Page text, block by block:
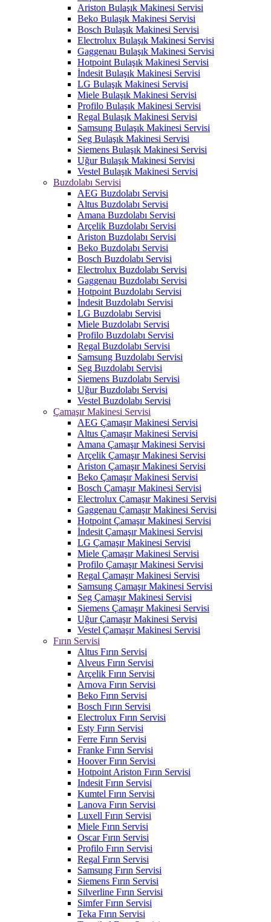
Ariston Bulaşık Makinesi Servisi
Beko Bulaşık Makinesi Servisi
Bosch Bulaşık Makinesi Servisi
Electrolux Bulaşık Makinesi Servisi
Gaggenau Bulaşık Makinesi Servisi
Hotpoint Bulaşık Makinesi Servisi
İndesit Bulaşık Makinesi Servisi
LG Bulaşık Makinesi Servisi
Miele Bulaşık Makinesi Servisi
Profilo Bulaşık Makinesi Servisi
Regal Bulaşık Makinesi Servisi
Samsung Bulaşık Makinesi Servisi
Seg Bulaşık Makinesi Servisi
Siemens Bulaşık Makinesi Servisi
Uğur Bulaşık Makinesi Servisi
Vestel Bulaşık Makinesi Servisi
Buzdolabı Servisi
AEG Buzdolabı Servisi
Altus Buzdolabı Servisi
Amana Buzdolabı Servisi
Arçelik Buzdolabı Servisi
Ariston Buzdolabı Servisi
Beko Buzdolabı Servisi
Bosch Buzdolabı Servisi
Electrolux Buzdolabı Servisi
Gaggenau Buzdolabı Servisi
Hotpoint Buzdolabı Servisi
İndesit Buzdolabı Servisi
LG Buzdolabı Servisi
Miele Buzdolabı Servisi
Profilo Buzdolabı Servisi
Regal Buzdolabı Servisi
Samsung Buzdolabı Servisi
Seg Buzdolabı Servisi
Siemens Buzdolabı Servisi
Uğur Buzdolabı Servisi
Vestel Buzdolabı Servisi
Çamaşır Makinesi Servisi
AEG Çamaşır Makinesi Servisi
Altus Çamaşır Makinesi Servisi
Amana Çamaşır Makinesi Servisi
Arçelik Çamaşır Makinesi Servisi
Ariston Çamaşır Makinesi Servisi
Beko Çamaşır Makinesi Servisi
Bosch Çamaşır Makinesi Servisi
Electrolux Çamaşır Makinesi Servisi
Gaggenau Çamaşır Makinesi Servisi
Hotpoint Çamaşır Makinesi Servisi
İndesit Çamaşır Makinesi Servisi
LG Çamaşır Makinesi Servisi
Miele Çamaşır Makinesi Servisi
Profilo Çamaşır Makinesi Servisi
Regal Çamaşır Makinesi Servisi
Samsung Çamaşır Makinesi Servisi
Seg Çamaşır Makinesi Servisi
Siemens Çamaşır Makinesi Servisi
Uğur Çamaşır Makinesi Servisi
Vestel Çamaşır Makinesi Servisi
Fırın Servisi
Altus Fırın Servisi
Alveus Fırın Servisi
Arçelik Fırın Servisi
Arnova Fırın Servisi
Beko Fırın Servisi
Bosch Fırın Servisi
Electrolux Fırın Servisi
Esty Fırın Servisi
Ferre Fırın Servisi
Franke Fırın Servisi
Hoover Fırın Servisi
Hotpoint Ariston Fırın Servisi
Indesit Fırın Servisi
Kumtel Fırın Servisi
Lanova Fırın Servisi
Luxell Fırın Servisi
Miele Fırın Servisi
Oscar Fırın Servisi
Profilo Fırın Servisi
Regal Fırın Servisi
Samsung Fırın Servisi
Siemens Fırın Servisi
Silverline Fırın Servisi
Simfer Fırın Servisi
Teka Fırın Servisi